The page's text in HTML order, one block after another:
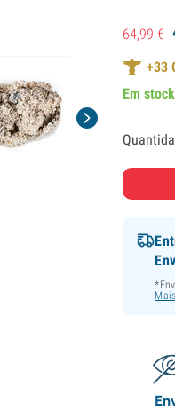
64,99€
+33
Em stock